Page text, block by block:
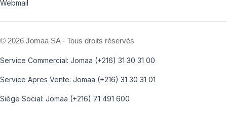
Webmail
© 2026 Jomaa SA - Tous droits réservés
Service Commercial: Jomaa (+216) 31 30 31 00
Service Apres Vente: Jomaa (+216) 31 30 31 01
Siège Social: Jomaa (+216) 71 491 600